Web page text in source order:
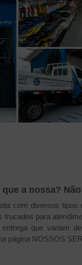
a nossa?
com diversos tipos
para
que variam
página NOSSOS